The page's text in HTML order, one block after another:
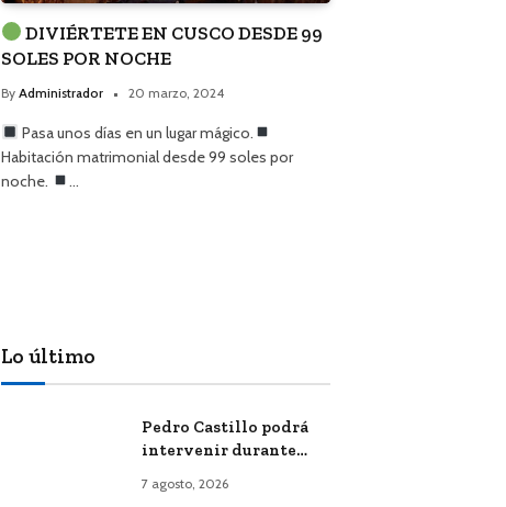
DIVIÉRTETE EN CUSCO DESDE 99
SOLES POR NOCHE
By Administrador 20 marzo, 2024
Pasa unos días en un lugar mágico.
Habitación matrimonial desde 99 soles por
noche.
Lo último
Pedro Castillo podrá
intervenir durante
donde se evaluará
7 agosto, 2026